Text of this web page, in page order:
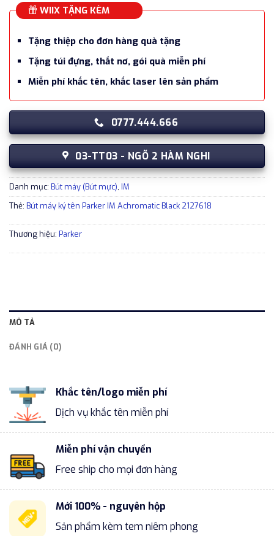
WIIX TẶNG KÈM
Tặng thiệp cho đơn hàng quà tặng
Tặng túi đựng, thắt nơ, gói quà miễn phí
Miễn phí khắc tên, khắc laser lên sản phẩm
0777.444.666
03-TT03 - NGÕ 2 HÀM NGHI
Danh mục: Bút máy (Bút mực), IM
Thẻ: Bút máy ký tên Parker IM Achromatic Black 2127618
Thương hiệu: Parker
MÔ TẢ
ĐÁNH GIÁ (0)
Khắc tên/logo miễn phí
Dịch vụ khắc tên miễn phí
Miễn phí vận chuyển
Free ship cho mọi đơn hàng
Mới 100% - nguyên hộp
Sản phẩm kèm tem niêm phong